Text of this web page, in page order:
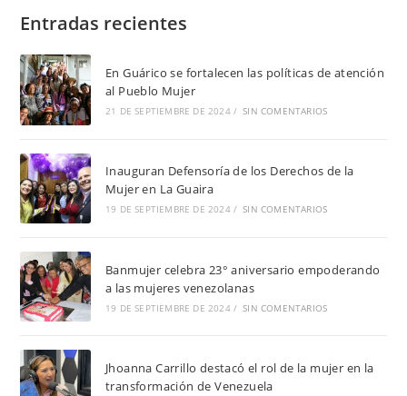
Entradas recientes
En Guárico se fortalecen las políticas de atención
al Pueblo Mujer
21 DE SEPTIEMBRE DE 2024 / SIN COMENTARIOS
Inauguran Defensoría de los Derechos de la
Mujer en La Guaira
19 DE SEPTIEMBRE DE 2024 / SIN COMENTARIOS
Banmujer celebra 23° aniversario empoderando
a las mujeres venezolanas
19 DE SEPTIEMBRE DE 2024 / SIN COMENTARIOS
Jhoanna Carrillo destacó el rol de la mujer en la
transformación de Venezuela